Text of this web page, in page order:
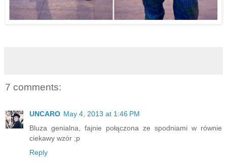
7 comments:
UNCARO May 4, 2013 at 1:46 PM
Bluza genialna, fajnie połączona ze spodniami w równie
ciekawy wzór ;p
Reply